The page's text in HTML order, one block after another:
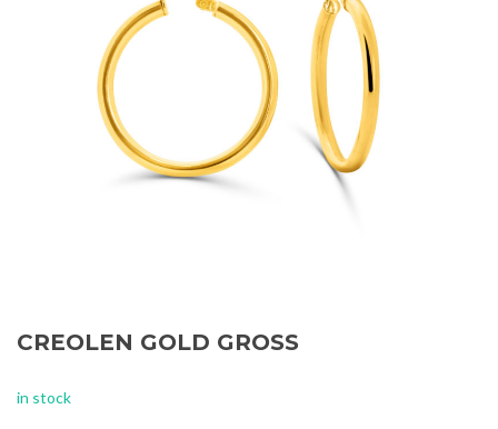
CREOLEN GOLD GROSS
in stock